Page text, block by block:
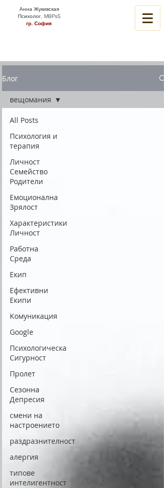
Анна Жукивская
Психолог, MBPsS
гр. София
Блог
All Posts
Психология и
терапия
Личност
Семейство
Родители
Емоционална
Зрялост
Характеристики
Личност
Работна
Среда
Екип
Eфективни
Eкипи
Kомуникация
Google
Психологическа
Сигурност
Пролет
Сезонна
Депресия
смени на
настроението
раздразнителност
алергия
типове
интелигентност
вещомания